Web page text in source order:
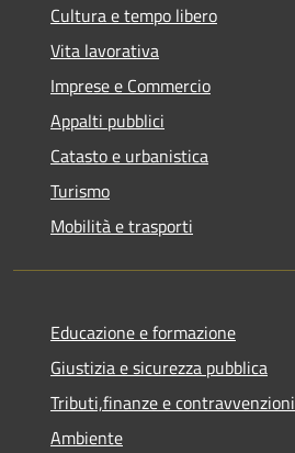
Cultura e tempo libero
Vita lavorativa
Imprese e Commercio
Appalti pubblici
Catasto e urbanistica
Turismo
Mobilità e trasporti
Educazione e formazione
Giustizia e sicurezza pubblica
Tributi,finanze e contravvenzioni
Ambiente